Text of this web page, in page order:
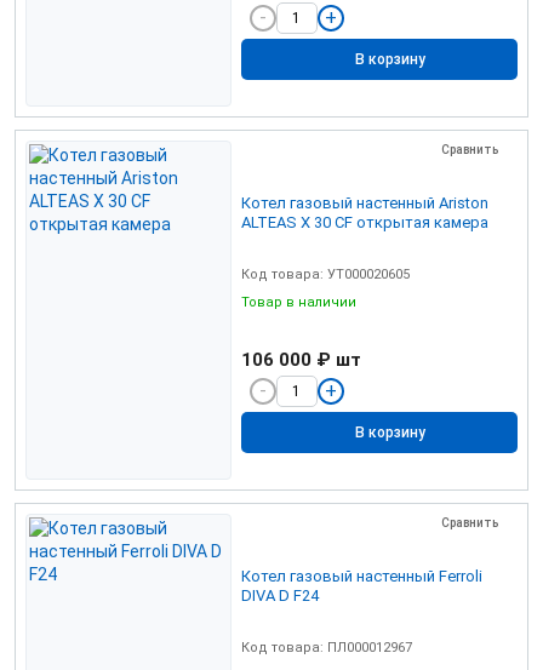
В корзину
Сравнить
Котел газовый настенный Ariston
ALTEAS Х 30 CF открытая камера
Код товара: УТ000020605
Товар в наличии
106 000 ₽ шт
В корзину
Сравнить
Котел газовый настенный Ferroli
DIVA D F24
Код товара: ПЛ000012967